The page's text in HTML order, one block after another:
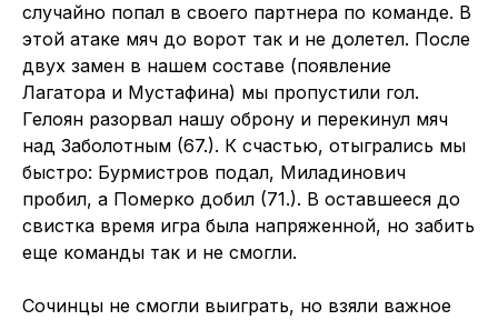
случайно попал в своего партнера по команде. В
этой атаке мяч до ворот так и не долетел. После
двух замен в нашем составе (появление
Лагатора и Мустафина) мы пропустили гол.
Гелоян разорвал нашу оброну и перекинул мяч
над Заболотным (67.). К счастью, отыгрались мы
быстро: Бурмистров подал, Миладинович
пробил, а Померко добил (71.). В оставшееся до
свистка время игра была напряженной, но забить
еще команды так и не смогли.
Сочинцы не смогли выиграть, но взяли важное